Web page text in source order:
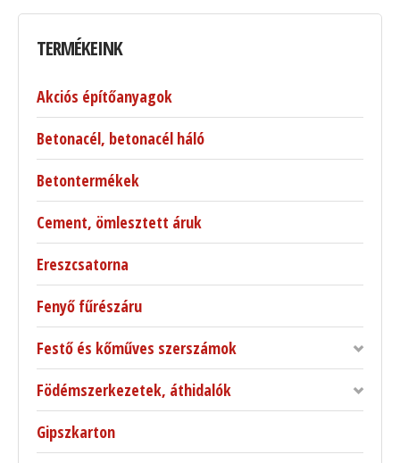
TERMÉKEINK
Akciós építőanyagok
Betonacél, betonacél háló
Betontermékek
Cement, ömlesztett áruk
Ereszcsatorna
Fenyő fűrészáru
Festő és kőműves szerszámok
Födémszerkezetek, áthidalók
Gipszkarton